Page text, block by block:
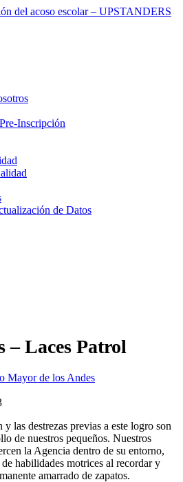
del acoso escolar – UPSTANDERS
Inscripción
de Datos
– Laces Patrol
Mayor de los Andes
las destrezas previas a este logro son
de nuestros pequeños. Nuestros
la Agencia dentro de su entorno,
habilidades motrices al recordar y
amarrado de zapatos.